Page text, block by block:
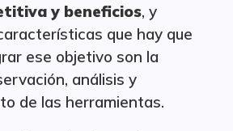
y beneficios, y
que hay que
ese objetivo son la
análisis y
de las herramientas.